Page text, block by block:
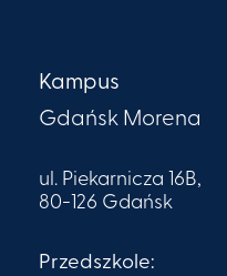
Kampus
Gdańsk Morena
ul. Piekarnicza 16B,
80-126 Gdańsk
Przedszkole: